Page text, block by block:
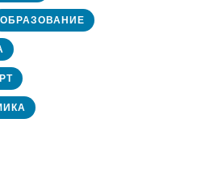
ОБРАЗОВАНИЕ